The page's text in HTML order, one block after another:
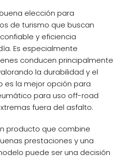
elección para
de turismo que buscan
y eficiencia
Es especialmente
conducen principalmente
la durabilidad y el
es la mejor opción para
para uso off-road
fuera del asfalto.
producto que combine
prestaciones y una
puede ser una decisión